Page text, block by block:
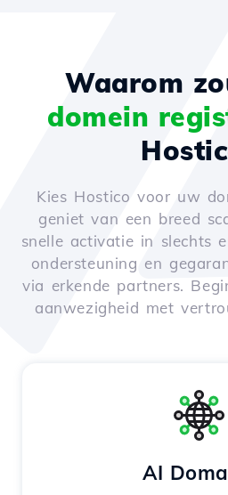
Waarom
domein
Kies Hostico voor uw
geniet van een breed
snelle activatie in slechts
ondersteuning en
via erkende partners.
aanwezigheid met
AI